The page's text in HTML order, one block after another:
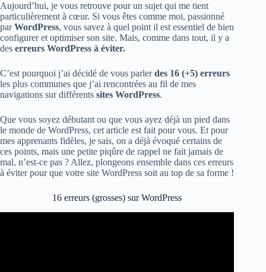
Aujourd’hui, je vous retrouve pour un sujet qui me tient
particulièrement à cœur. Si vous êtes comme moi, passionné
parWordPress, vous savez à quel point il est essentiel de bien
configurer et optimiser son site. Mais, comme dans tout, il y a
des erreurs WordPress à éviter.
C’est pourquoi j’ai décidé de vous parlerdes 16 (+5) erreurs
les plus communes que j’ai rencontrées au fil de mes
navigations sur différents sites WordPress.
Que vous soyez débutant ou que vous ayez déjà un pied dans
le monde de WordPress, cet article est fait pour vous. Et pour
mes apprenants fidèles, je sais, on a déjà évoqué certains de
ces points, mais une petite piqûre de rappel ne fait jamais de
mal, n’est-ce pas ? Allez, plongeons ensemble dans ces erreurs
à éviter pour que votre site WordPress soit au top de sa forme !
16 erreurs (grosses) sur WordPress